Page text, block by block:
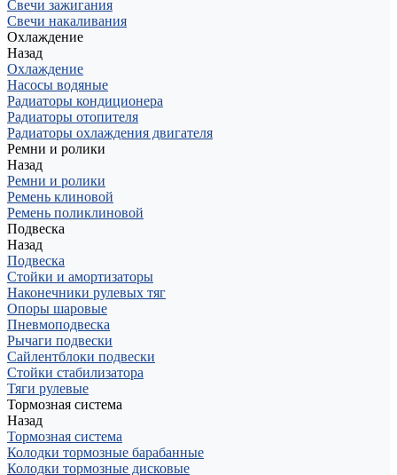
Свечи зажигания
Свечи накаливания
Охлаждение
Назад
Охлаждение
Насосы водяные
Радиаторы кондиционера
Радиаторы отопителя
Радиаторы охлаждения двигателя
Ремни и ролики
Назад
Ремни и ролики
Ремень клиновой
Ремень поликлиновой
Подвеска
Назад
Подвеска
Стойки и амортизаторы
Наконечники рулевых тяг
Опоры шаровые
Пневмоподвеска
Рычаги подвески
Сайлентблоки подвески
Стойки стабилизатора
Тяги рулевые
Тормозная система
Назад
Тормозная система
Колодки тормозные барабанные
Колодки тормозные дисковые